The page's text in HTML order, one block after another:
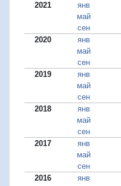
2021
янв
май
сен
2020
янв
май
сен
2019
янв
май
сен
2018
янв
май
сен
2017
янв
май
сен
2016
янв